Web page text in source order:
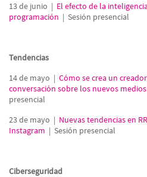
13 de junio | El efecto de la
programación | Sesión presencial
Tendencias
14 de mayo | Cómo se crea un
conversación sobre los nuevos
presencial
23 de mayo | Nuevas tendencias en
Instagram | Sesión presencial
Ciberseguridad